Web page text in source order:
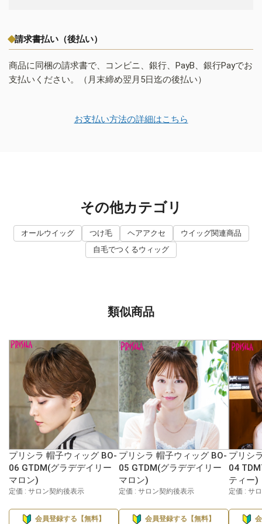
請求書払い（後払い）
商品に同梱の請求書で、コンビニ、銀行、PayB、銀行Payでお
支払いください。（月末締め翌月5日迄の後払い）
お支払い方法の詳細はこちら
その他カテゴリ
オールウイッグ つけ毛 ヘアアクセ
ウイッグ関連商品
自毛でつくるウィッグ
類似商品
プリシラ 帽子ウィッグ BO-
06 GTDM(グラデデイリー
マロン)
定価 : サロン契約後表示
会員登録する【無料】
プリシラ 帽子ウィッグ BO-
05 GTDM(グラデデイリー
マロン)
定価 : サロン契約後表示
会員登録する【無料】
プリシ
04
ティー)
定価 : サ